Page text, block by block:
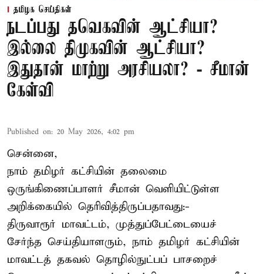
தமிழக செய்திகள்
நடப்பது தவெகவின் ஆட்சியா?
இல்லை திமுகவின் ஆட்சியா?
இதுதான் மாற்று அரசியலா? - சீமான்
கேள்வி
Published on: 20 May 2026, 4:02 pm
சென்னை,
நாம் தமிழர் கட்சியின் தலைமை
ஒருங்கிணைப்பாளர் சீமான் வெளியிட்டுள்ள
அறிக்கையில் தெரிவித்திருப்பதாவது:-
திருவாரூர் மாவட்டம், முத்துப்பேட்டையைச்
சேர்ந்த செய்தியாளரும், நாம் தமிழர் கட்சியின்
மாவட்டத் தகவல் தொழில்நுட்பப் பாசறைச்